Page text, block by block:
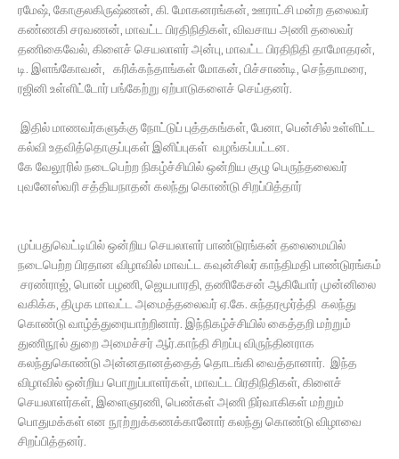
ரமேஷ், கோகுலகிருஷ்ணன், கி. மோகனரங்கன், ஊராட்சி மன்ற தலைவர்
கண்ணகி சரவணன், மாவட்ட பிரதிநிதிகள், விவசாய அணி தலைவர்
தணிகைவேல், கிளைச் செயலாளர் அன்பு, மாவட்ட பிரதிநிதி தாமோதரன்,
டி. இளங்கோவன், கரிக்கந்தாங்கள் மோகன், பிச்சாண்டி, செந்தாமரை,
ரஜினி உள்ளிட்டோர் பங்கேற்று ஏற்பாடுகளைச் செய்தனர்.
இதில் மாணவர்களுக்கு நோட்டுப் புத்தகங்கள், பேனா, பென்சில் உள்ளிட்ட
கல்வி உதவித்தொகுப்புகள் இனிப்புகள் வழங்கப்பட்டன.
கே வேலூரில் நடைபெற்ற நிகழ்ச்சியில் ஒன்றிய குழு பெருந்தலைவர்
புவனேஸ்வரி சத்தியநாதன் கலந்து கொண்டு சிறப்பித்தார்
முப்பதுவெட்டியில் ஒன்றிய செயலாளர் பாண்டுரங்கன் தலைமையில்
நடைபெற்ற பிரதான விழாவில் மாவட்ட கவுன்சிலர் காந்திமதி பாண்டுரங்கம்
சரண்ராஜ், பொன் பழணி, ஜெயபாரதி, தணிகேசன் ஆகியோர் முன்னிலை
வகிக்க, திமுக மாவட்ட அமைத்தலைவர் ஏ.கே. சுந்தரமூர்த்தி கலந்து
கொண்டு வாழ்த்துரையாற்றினார். இந்நிகழ்ச்சியில் கைத்தறி மற்றும்
துணிநூல் துறை அமைச்சர் ஆர்.காந்தி சிறப்பு விருந்தினராக
கலந்துகொண்டு அன்னதானத்தைத் தொடங்கி வைத்தானார். இந்த
விழாவில் ஒன்றிய பொறுப்பாளர்கள், மாவட்ட பிரதிநிதிகள், கிளைச்
செயலாளர்கள், இளைஞரணி, பெண்கள் அணி நிர்வாகிகள் மற்றும்
பொதுமக்கள் என நூற்றுக்கணக்கானோர் கலந்து கொண்டு விழாவை
சிறப்பித்தனர்.